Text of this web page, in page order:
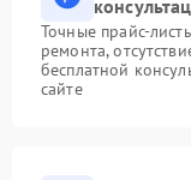
Точные прайс-
ремонта,
бесплатной
сайте